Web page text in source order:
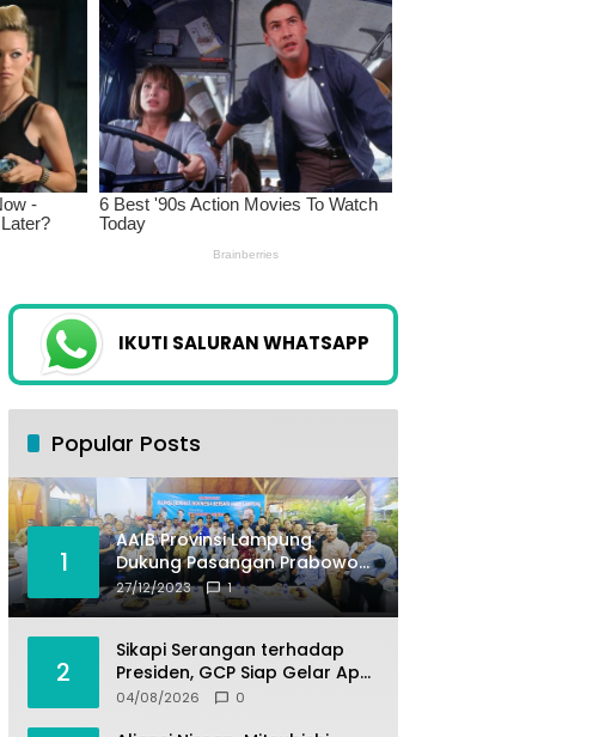
IKUTI SALURAN WHATSAPP
Popular Posts
1
AAIB Provinsi Lampung
Dukung Pasangan Prabowo-
Gibran
27/12/2023 1
2
Sikapi Serangan terhadap
Presiden, GCP Siap Gelar Apel
Akbar 10 Ribu Massa di
04/08/2026 0